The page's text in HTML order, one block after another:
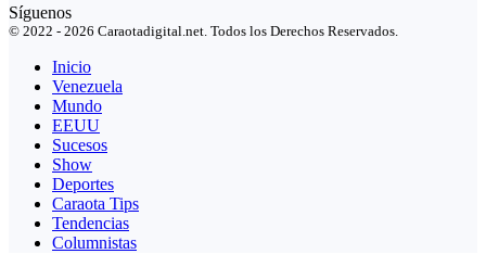
Síguenos
© 2022 - 2026 Caraotadigital.net. Todos los Derechos Reservados.
Inicio
Venezuela
Mundo
EEUU
Sucesos
Show
Deportes
Caraota Tips
Tendencias
Columnistas